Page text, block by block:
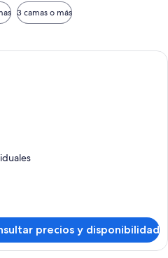
3 camas o más
Un dormitorio con techo de madera,
precios y disponibilidad